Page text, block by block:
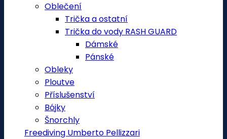
Oblečení
Trička a ostatní
Trička do vody RASH GUARD
Dámské
Pánské
Obleky
Ploutve
Příslušenství
Bójky
Šnorchly
Freediving Umberto Pellizzari